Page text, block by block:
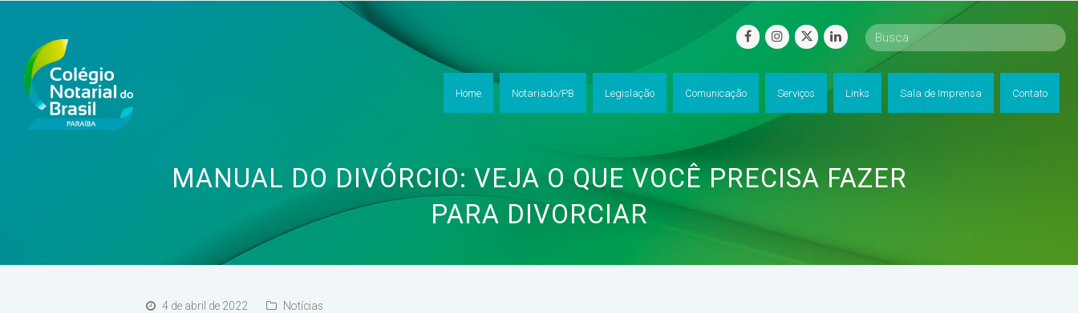
facebookinstagram
twitterlinkedin
Home Notariado/PB Legislação Comunicação Serviços Links Sala de Imprensa Contato
MANUAL DO DIVÓRCIO: VEJA O QUE VOCÊ PRECISA FAZER
PARA DIVORCIAR
4 de abril de 2022 Notícias